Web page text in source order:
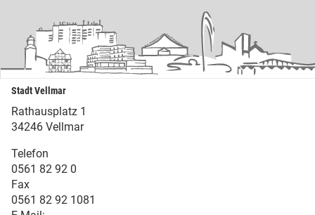
Stadt Vellmar
Rathausplatz 1
34246 Vellmar
Telefon
0561 82 92 0
Fax
0561 82 92 1081